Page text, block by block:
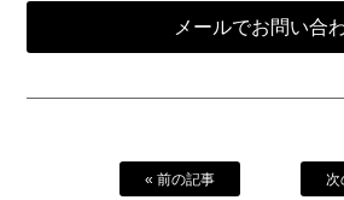
メールでお問い合
« 前の記事 次